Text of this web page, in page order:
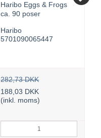
Haribo Eggs & Frogs
ca. 90 poser
Haribo
5701090065447
282,73 DKK
188,03 DKK
(inkl. moms)